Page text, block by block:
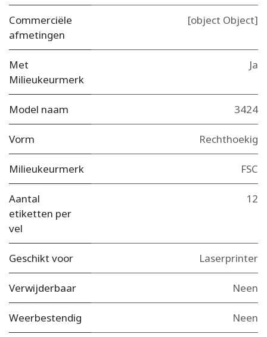
Commerciële
afmetingen
[object Object]
Met
Milieukeurmerk
Ja
Model naam 3424
Vorm Rechthoekig
Milieukeurmerk FSC
Aantal
etiketten per
vel
12
Geschikt voor Laserprinter
Verwijderbaar Neen
Weerbestendig Neen